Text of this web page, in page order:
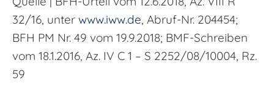
32/16, unter www.iww.de, Abruf-Nr. 204454;
BFH PM Nr. 49 vom 19.9.2018; BMF-Schreiben
vom 18.1.2016, Az. IV C 1 – S 2252/08/10004, Rz.
59